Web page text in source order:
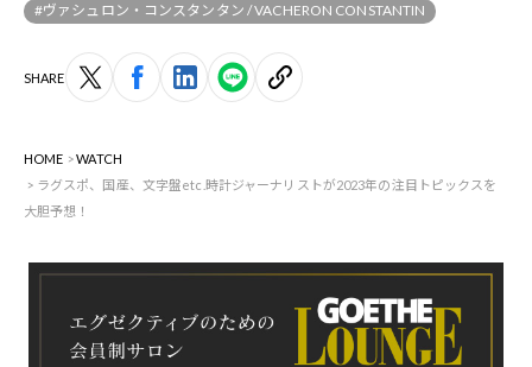
#ヴァシュロン・コンスタンタン / VACHERON CONSTANTIN
SHARE
HOME
WATCH
ラグスポ、国産、文字盤etc.時計ジャーナリストが2023年の注目トピックスを
大胆予想！